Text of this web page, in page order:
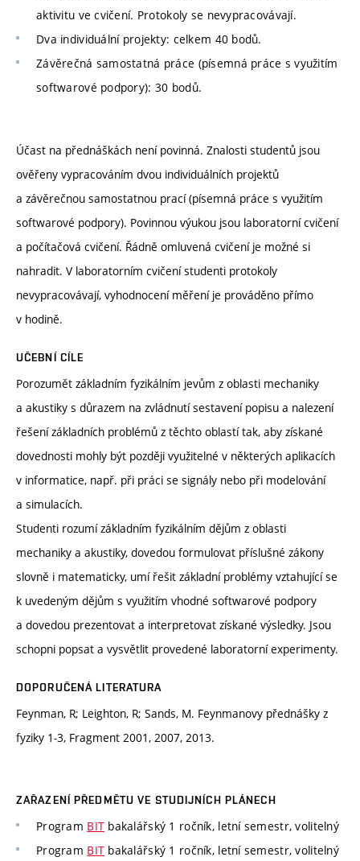
aktivitu ve cvičení. Protokoly se nevypracovávají.
Dva individuální projekty: celkem 40 bodů.
Závěrečná samostatná práce (písemná práce s využitím
softwarové podpory): 30 bodů.
Účast na přednáškách není povinná. Znalosti studentů jsou
ověřeny vypracováním dvou individuálních projektů
a závěrečnou samostatnou prací (písemná práce s využitím
softwarové podpory). Povinnou výukou jsou laboratorní cvičení
a počítačová cvičení. Řádně omluvená cvičení je možné si
nahradit. V laboratorním cvičení studenti protokoly
nevypracovávají, vyhodnocení měření je prováděno přímo
v hodině.
UČEBNÍ CÍLE
Porozumět základním fyzikálním jevům z oblasti mechaniky
a akustiky s důrazem na zvládnutí sestavení popisu a nalezení
řešení základních problémů z těchto oblastí tak, aby získané
dovednosti mohly být později využitelné v některých aplikacích
v informatice, např. při práci se signály nebo při modelování
a simulacích.
Studenti rozumí základním fyzikálním dějům z oblasti
mechaniky a akustiky, dovedou formulovat příslušné zákony
slovně i matematicky, umí řešit základní problémy vztahující se
k uvedeným dějům s využitím vhodné softwarové podpory
a dovedou prezentovat a interpretovat získané výsledky. Jsou
schopni popsat a vysvětlit provedené laboratorní experimenty.
DOPORUČENÁ LITERATURA
Feynman, R; Leighton, R; Sands, M. Feynmanovy přednášky z
fyziky 1-3, Fragment 2001, 2007, 2013.
ZAŘAZENÍ PŘEDMĚTU VE STUDIJNÍCH PLÁNECH
Program BIT bakalářský 1 ročník, letní semestr, volitelný
Program BIT bakalářský 1 ročník, letní semestr, volitelný